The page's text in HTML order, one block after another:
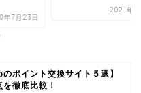
年7月23日
2021年3
のポイント交換サイト５選】
徹底比較！